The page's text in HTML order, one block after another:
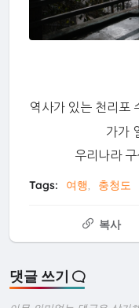
역사가 있는 천리포
가가
우리나라
Tags: 여행 충청도
복사
댓글 쓰기